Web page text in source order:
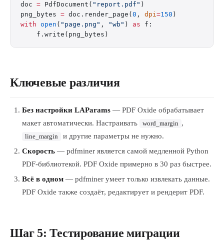
doc = PdfDocument( "report.pdf" )
png_bytes = doc.render_page( 0 , dpi=150 )
with open ( "page.png" , "wb" ) as f:
    f.write(png_bytes)
Ключевые различия
Без настройки LAParams — PDF Oxide обрабатывает
макет автоматически. Настраивать
word_margin ,
line_margin
и другие параметры не нужно.
Скорость — pdfminer является самой медленной Python
PDF-библиотекой. PDF Oxide примерно в 30 раз быстрее.
Всё в одном — pdfminer умеет только извлекать данные.
PDF Oxide также создаёт, редактирует и рендерит PDF.
Шаг 5: Тестирование миграции